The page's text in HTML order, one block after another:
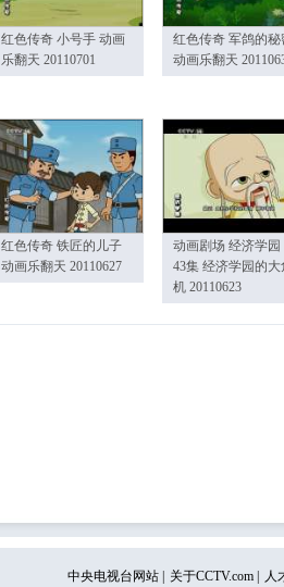
红色传奇 小号手 动画
乐翻天 20110701
红色传奇 军鸽的秘
动画乐翻天
红色传奇 铁匠的儿子
动画乐翻天 20110627
动画剧场 经济学园
43集 经济学园的大
机 20110623
中央电视台网站 关于CCTV.com 人